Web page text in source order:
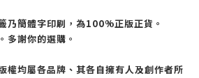
乃簡體字印刷，為100%正版正貨。
多謝你的選購。
權均屬各品牌、其各自擁有人及創作者所